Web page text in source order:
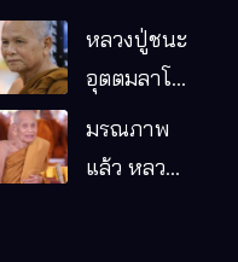
หลวงปู่ชนะ
อุตตมลาโภ
หมากอื๋อ
มรณภาพ
แล้ว หลวง